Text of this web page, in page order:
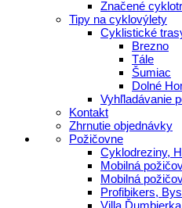
Značené
Tipy na cyklovýlety
Cyklistické
Brezno
Tále
Šumiac
Dolné
Vyhľladávanie
Kontakt
Zhrnutie objednávky
Požičovne
Cyklodreziny,
Mobilná
Mobilná
Profibikers,
Villa